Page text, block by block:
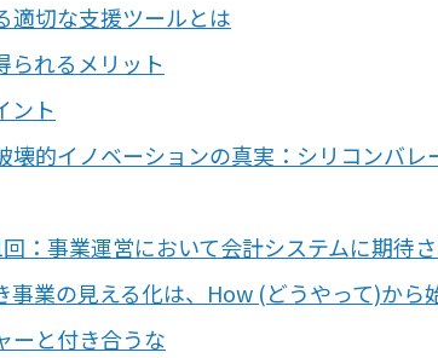
援／Eコマース
崖）／クラウドコンピューティング
善
適切な支援ツールとは
られるメリット
ント
壊的イノベーションの真実：シリコンバレ
回：事業運営において会計システムに期待
事業の見える化は、How (どうやって)から
ーと付き合うな